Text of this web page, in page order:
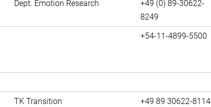
Dept. Emotion Research
+49 (0) 89-30622-
8249
+54-11-4899-5500
TK Transition +49 89 30622-8114